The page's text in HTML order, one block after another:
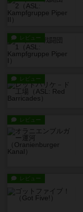
レビュー
レビュー
レビュー
レビュー